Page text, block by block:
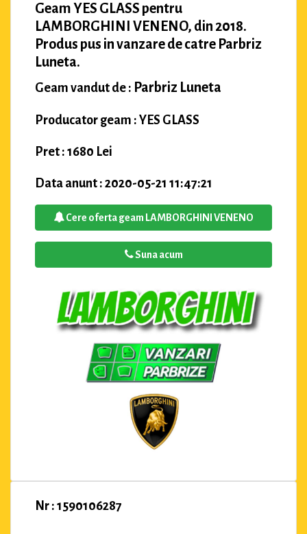
Geam YES GLASS pentru
LAMBORGHINI VENENO, din 2018.
Produs pus in vanzare de catre Parbriz
Luneta.
Geam vandut de : Parbriz Luneta
Producator geam : YES GLASS
Pret : 1680 Lei
Data anunt : 2020-05-21 11:47:21
Cere oferta geam LAMBORGHINI VENENO
Suna acum
Nr : 1590106287